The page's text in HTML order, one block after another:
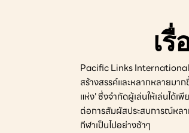
เรื่
Pacific Links
สร้างสรรค์และหลากหลายมา
แห่ง' ซึ่งจำกัดผู้เล่นให้เล่นได้เ
ต่อการสัมผัสประสบการณ์หลา
กีฬาเป็นไปอย่างช้าๆ